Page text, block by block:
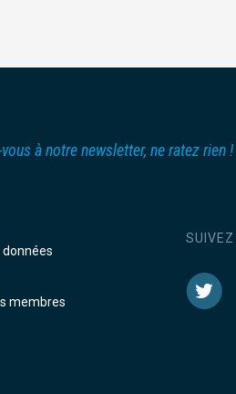
à notre newsletter, ne ratez rien !
membres